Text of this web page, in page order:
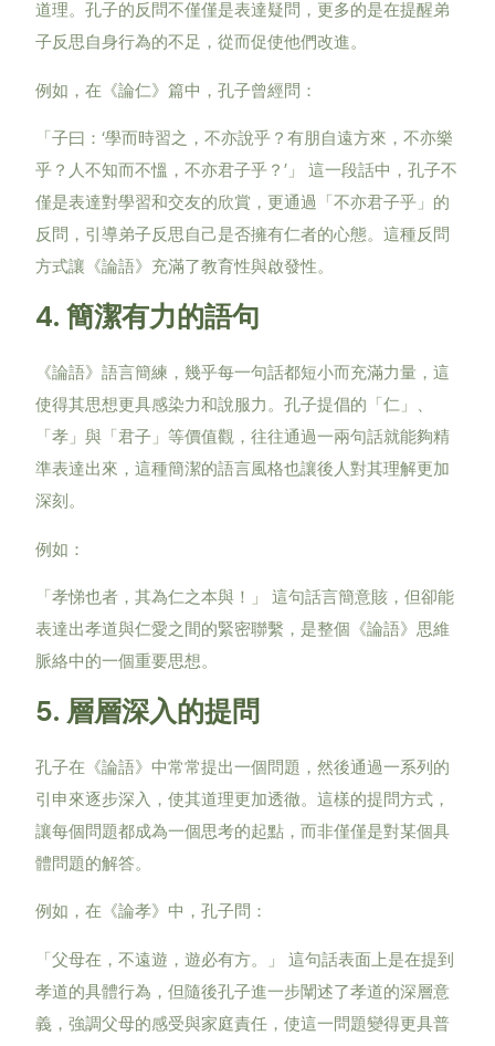
道理。孔子的反問不僅僅是表達疑問，更多的是在提醒弟
子反思自身行為的不足，從而促使他們改進。
例如，在《論仁》篇中，孔子曾經問：
「子曰：‘學而時習之，不亦說乎？有朋自遠方來，不亦樂
乎？人不知而不慍，不亦君子乎？’ 」
這一段話中，孔子不
僅是表達對學習和交友的欣賞，更通過「不亦君子乎」的
反問，引導弟子反思自己是否擁有仁者的心態。這種反問
方式讓《論語》充滿了教育性與啟發性。
4.簡潔有力的語句
《論語》語言簡練，幾乎每一句話都短小而充滿力量，這
使得其思想更具感染力和說服力。孔子提倡的「仁」、
「孝」與「君子」等價值觀，往往通過一兩句話就能夠精
準表達出來，這種簡潔的語言風格也讓後人對其理解更加
深刻。
例如：
「孝悌也者，其為仁之本與！」
這句話言簡意賅，但卻能
表達出孝道與仁愛之間的緊密聯繫，是整個《論語》思維
脈絡中的一個重要思想。
5. 層層深入的提問
孔子在《論語》中常常提出一個問題，然後通過一系列的
引申來逐步深入，使其道理更加透徹。這樣的提問方式，
讓每個問題都成為一個思考的起點，而非僅僅是對某個具
體問題的解答。
例如，在《論孝》中，孔子問：
「父母在，不遠遊，遊必有方。」
這句話表面上是在提到
孝道的具體行為，但隨後孔子進一步闡述了孝道的深層意
義，強調父母的感受與家庭責任，使這一問題變得更具普